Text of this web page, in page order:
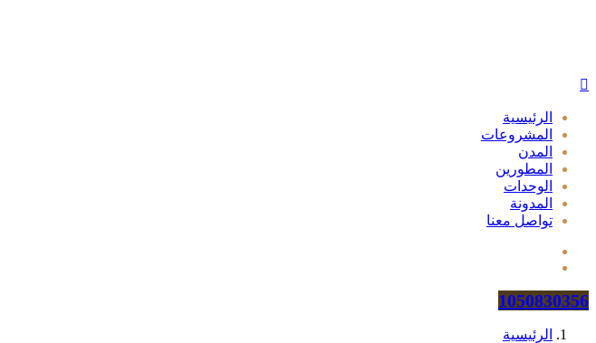
الرئيسية
المشروعات
المدن
المطورين
الوحدات
المدونة
تواصل معنا
1050830356
الرئيسية